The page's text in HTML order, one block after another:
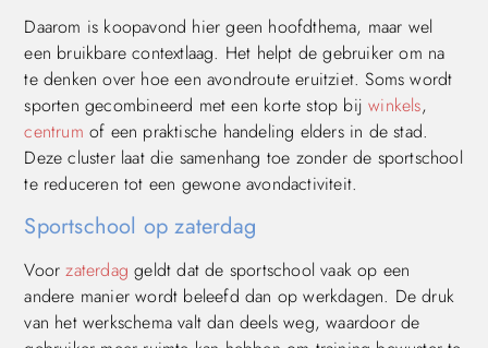
Daarom is koopavond hier geen hoofdthema, maar wel
een bruikbare contextlaag. Het helpt de gebruiker om na
te denken over hoe een avondroute eruitziet. Soms wordt
sporten gecombineerd met een korte stop bijwinkels,
centrum of een praktische handeling elders in de stad.
Deze cluster laat die samenhang toe zonder de sportschool
te reduceren tot een gewone avondactiviteit.
Sportschool op zaterdag
Voorzaterdag geldt dat de sportschool vaak op een
andere manier wordt beleefd dan op werkdagen. De druk
van het werkschema valt dan deels weg, waardoor de